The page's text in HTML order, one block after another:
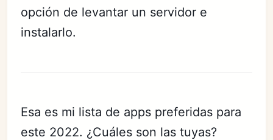
opción de levantar un servidor e
instalarlo.
Esa es mi lista de apps preferidas para
este 2022. ¿Cuáles son las tuyas?